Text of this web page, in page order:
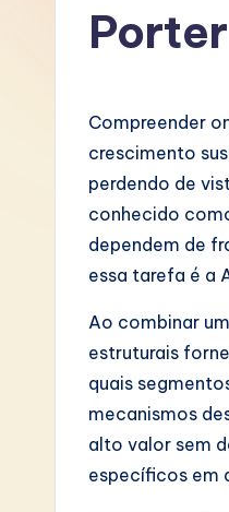
rt
Porter
Compreender
crescimento
perdendo de
conhecido
dependem de
essa tarefa é a
Ao combinar
estruturais
quais
mecanismos
alto valor sem
específicos em